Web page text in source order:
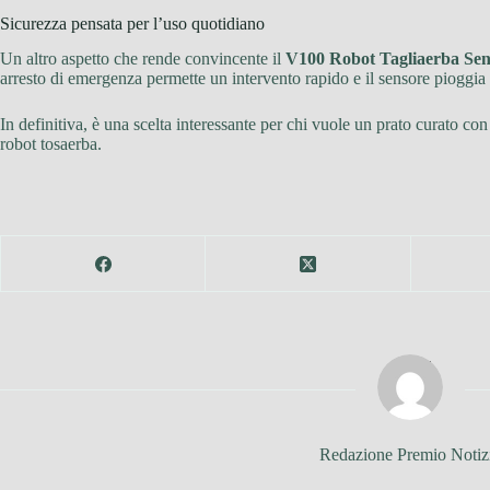
Sicurezza pensata per l’uso quotidiano
Un altro aspetto che rende convincente il V100 Robot Tagliaerba
arresto di emergenza permette un intervento rapido e il sensore
In definitiva, è una scelta interessante per chi vuole un prato curato
robot tosaerba.
Redazione Premio